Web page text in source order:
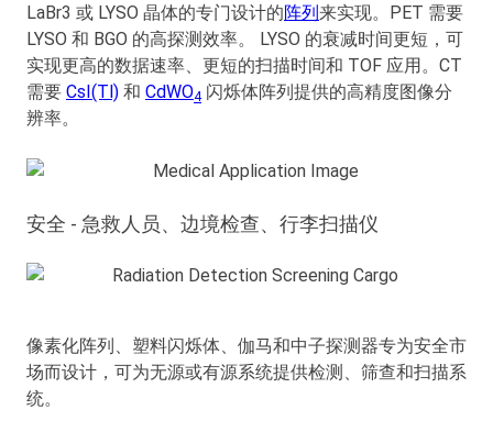
LEARN MORE
LaBr3 或 LYSO 晶体的专门设计的阵列来实现。PET 需要
LYSO 和 BGO 的高探测效率。 LYSO 的衰减时间更短，可
实现更高的数据速率、更短的扫描时间和 TOF 应用。CT
需要 CsI(Tl) 和 CdWO4 闪烁体阵列提供的高精度图像分
辨率。
安全 - 急救人员、边境检查、行李扫描仪
像素化阵列、塑料闪烁体、伽马和中子探测器专为安全市
场而设计，可为无源或有源系统提供检测、筛查和扫描系
统。